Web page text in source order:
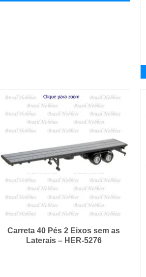
Carreta 40 Pés 2 Eixos sem as
Laterais – HER-5276